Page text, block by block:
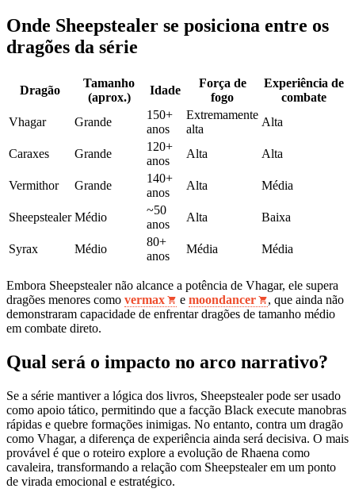
Onde Sheepstealer se posiciona entre os
dragões da série
Dragão
Tamanho
(aprox.)
Idade
Força de
fogo
Experiência de
combate
Vhagar
Grande
150+
anos
Extremamente
alta
Alta
Caraxes Grande
120+
anos
Alta Alta
Vermithor Grande
140+
anos
Alta Média
Sheepstealer Médio
~50
anos
Alta Baixa
Syrax Médio
80+
anos
Média Média
Embora Sheepstealer não alcance a potência de Vhagar, ele supera
dragões menores como vermax e moondancer
, que ainda não
demonstraram capacidade de enfrentar dragões de tamanho médio
em combate direto.
Qual será o impacto no arco narrativo?
Se a série mantiver a lógica dos livros, Sheepstealer pode ser usado
como apoio tático, permitindo que a facção Black execute manobras
rápidas e quebre formações inimigas. No entanto, contra um dragão
como Vhagar, a diferença de experiência ainda será decisiva. O mais
provável é que o roteiro explore a evolução de Rhaena como
cavaleira, transformando a relação com Sheepstealer em um ponto
de virada emocional e estratégico.